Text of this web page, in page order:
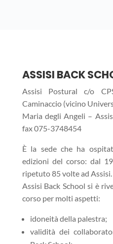
ASSISI BACK
Assisi Postural c/o
Caminaccio (vicino
Maria degli Angeli –
fax 075-3748454
È la sede che ha
edizioni del corso: dal
ripetuto 85 volte ad Assisi.
Assisi Back School si è
corso per molti aspetti:
idoneità della palestra;
validità dei